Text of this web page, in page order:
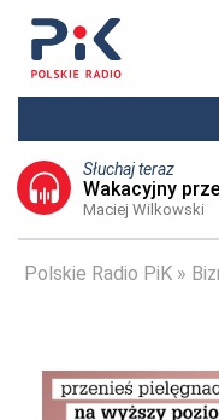
Słuchaj teraz
Wakacyjny
Maciej Wilkowski
Polskie Radio PiK